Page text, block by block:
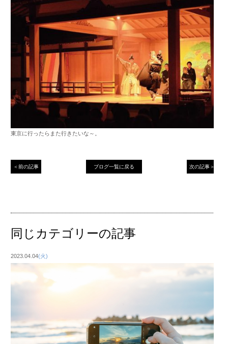
東京に行ったらまた行きたいな～。
＜前の記事 次の記事＞
ブログ一覧に戻る
同じカテゴリーの記事
2023.04.04(火)